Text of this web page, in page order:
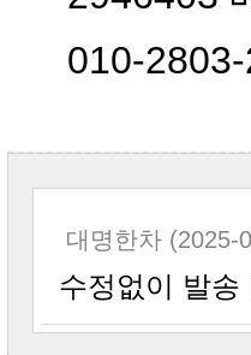
010-
대명한차 (2025-
수정없이 발송